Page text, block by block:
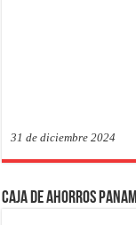
31 de diciembre 2024
Caja de Ahorros